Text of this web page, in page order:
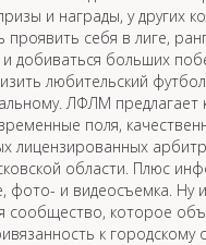
и награды, у других
проявить себя в лиге,
и добиваться больших
любительский
ЛФЛМ предлагает
поля,
лицензированных
области. Плюс
фото- и видеосъемка. Ну
сообщество, которое
к городскому